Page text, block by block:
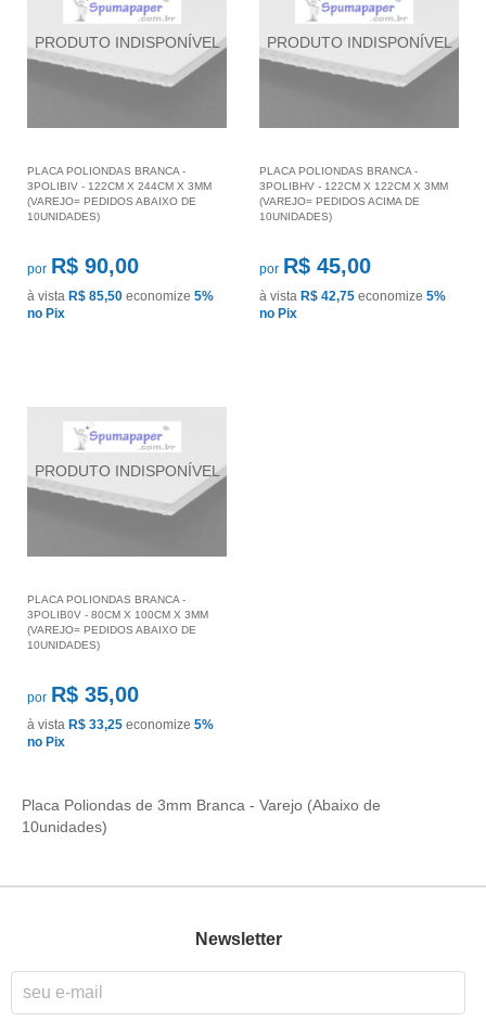
PLACA POLIONDAS BRANCA -
3POLIBIV - 122CM X 244CM X 3MM
(VAREJO= PEDIDOS ABAIXO DE
10UNIDADES)
por R$ 90,00
à vista R$ 85,50 economize 5%
no Pix
PLACA POLIONDAS BRANCA -
3POLIBHV - 122CM X 122CM X 3MM
(VAREJO= PEDIDOS ACIMA DE
10UNIDADES)
por R$ 45,00
à vista R$ 42,75 economize 5%
no Pix
PLACA POLIONDAS BRANCA -
3POLIB0V - 80CM X 100CM X 3MM
(VAREJO= PEDIDOS ABAIXO DE
10UNIDADES)
por R$ 35,00
à vista R$ 33,25 economize 5%
no Pix
Placa Poliondas de 3mm Branca - Varejo (Abaixo de
10unidades)
Newsletter